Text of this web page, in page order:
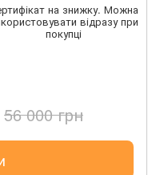
на знижку. Можна
відразу при
покупці
56 000 грн